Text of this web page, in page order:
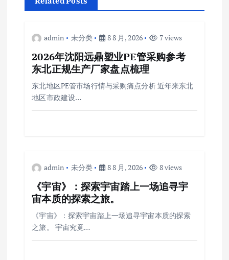
admin 未分类 8 8 月, 2026 7 views
2026年沈阳远鼎塑业PE管采购参考
东北正规生产厂家盘点梳理
东北地区PE管市场行情与采购痛点分析 近年来东北
地区市政建设…
admin 未分类 8 8 月, 2026 8 views
《宇宙》：探索宇宙踏上一场追寻宇
宙本质的探索之旅。
《宇宙》：探索宇宙踏上一场追寻宇宙本质的探索
之旅。 宇宙究竟…